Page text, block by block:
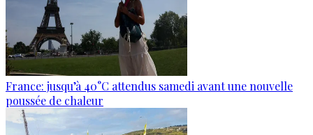
France: jusqu’à 40°C attendus samedi avant une nouvelle
poussée de chaleur